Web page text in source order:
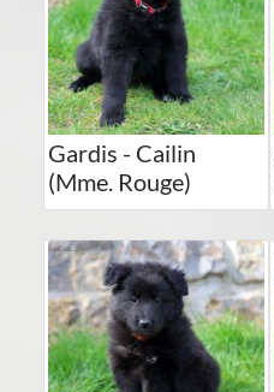
Gardis - Cailin
(Mme. Rouge)